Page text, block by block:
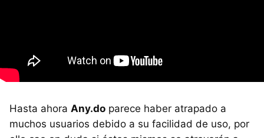
Hasta ahora Any.do parece haber atrapado a
muchos usuarios debido a su facilidad de uso, por